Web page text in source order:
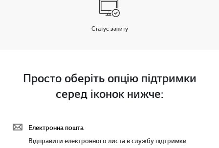
Статус запиту
Просто оберіть опцію підтримки
серед іконок нижче:
Електронна пошта
Відправити електронного листа в службу підтримки